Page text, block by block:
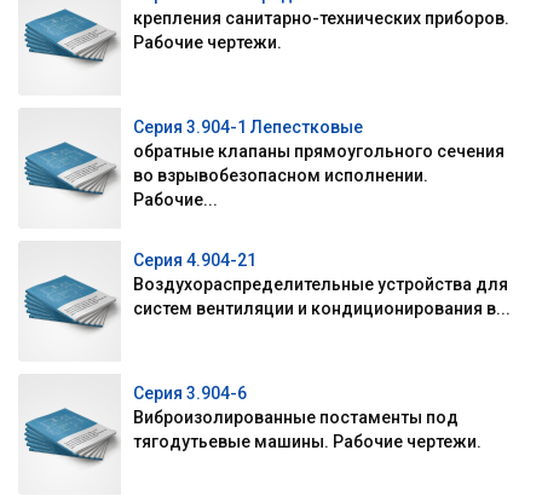
крепления санитарно-технических приборов.
Рабочие чертежи.
Серия 3.904-1 Лепестковые
обратные клапаны прямоугольного сечения
во взрывобезопасном исполнении.
Рабочие...
Серия 4.904-21
Воздухораспределительные устройства для
систем вентиляции и кондиционирования в...
Серия 3.904-6
Виброизолированные постаменты под
тягодутьевые машины. Рабочие чертежи.